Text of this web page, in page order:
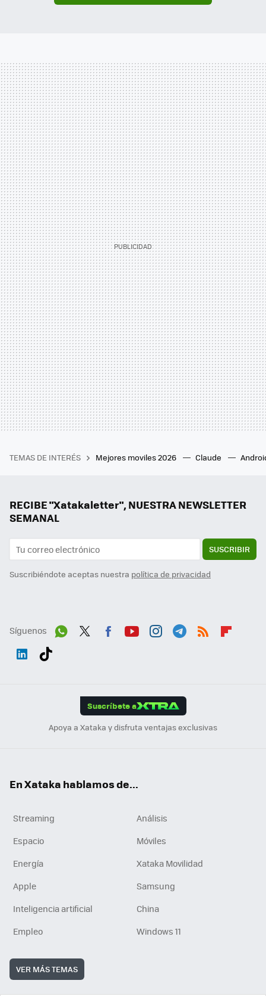
TEMAS DE INTERÉS Mejores moviles 2026 Claude
RECIBE "Xatakaletter", NUESTRA NEWSLETTER
SEMANAL
SUSCRIBIR
Suscribiéndote aceptas nuestra política de privacidad
Síguenos
Suscríbete a
Apoya a Xataka y disfruta ventajas exclusivas
En Xataka hablamos de...
Streaming
Análisis
Espacio
Móviles
Energía
Xataka Movilidad
Apple
Samsung
Inteligencia artificial
China
Empleo
Windows 11
VER MÁS TEMAS